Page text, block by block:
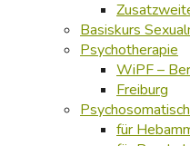
Basiskurs
Psychotherapie
WiPF –
Freiburg
für